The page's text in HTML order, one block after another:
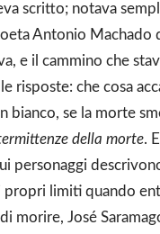
scritto; notava
Antonio Machado
e il cammino che
risposte: che cosa
bianco, se la morte
della morte.
personaggi
propri limiti quando
morire, José